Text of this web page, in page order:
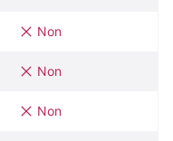
Non
Non
Non